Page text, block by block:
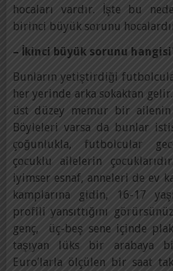
hocaları vardır. İşte bu
birinci büyük sorunu
– İkinci büyük sorunu
Bunların yetiştirdiği
her yerinde arka sokaktan
üst düzey memur bir
Böyleleri varsa da bunlar
çoğunlukla, futbolcular
çocuklu ailelerin
iyimser esnaf, anneleri de ev
kamplarına gidin, 16-17
profili yansıttığını
genç, üç-beş sene içinde
taşıyan lüks bir arabaya
Euro’larla ölçülen bir saat